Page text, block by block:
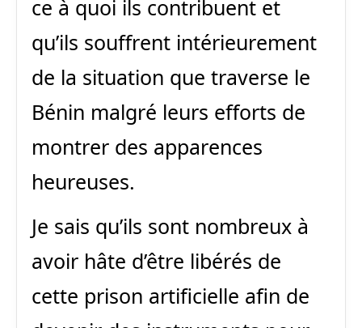
ce à quoi ils contribuent et
qu’ils souffrent intérieurement
de la situation que traverse le
Bénin malgré leurs efforts de
montrer des apparences
heureuses.
Je sais qu’ils sont nombreux à
avoir hâte d’être libérés de
cette prison artificielle afin de